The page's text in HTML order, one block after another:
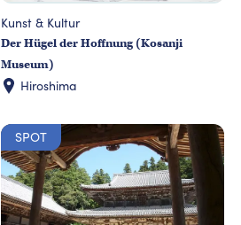
Kunst & Kultur
Der Hügel der Hoffnung (Kosanji
Museum)
Hiroshima
SPOT